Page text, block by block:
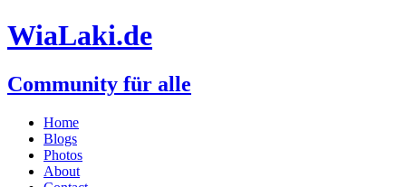
WiaLaki.de
Community für alle
Home
Blogs
Photos
About